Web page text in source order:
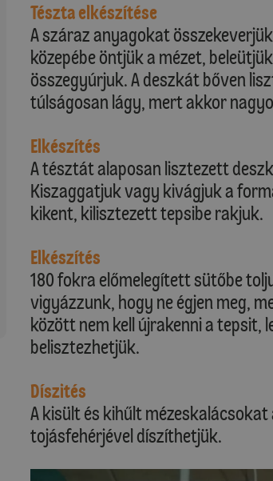
Tészta elkészítése
A száraz anyagokat
közepébe öntjük a mézet,
összegyúrjuk. A deszkát bőven
túlságosan lágy, mert akkor
Elkészítés
A tésztát alaposan lisztezett
Kiszaggatjuk vagy kivágjuk a
kikent, kilisztezett tepsibe rakjuk.
Elkészítés
180 fokra előmelegített sütőbe
vigyázzunk, hogy ne égjen meg,
között nem kell újrakenni a tepsit,
belisztezhetjük.
Díszités
A kisült és kihűlt
tojásfehérjével díszíthetjük.